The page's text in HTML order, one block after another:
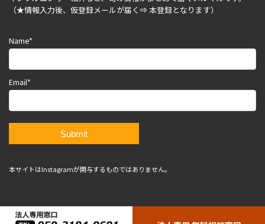
（★情報入力後、仮登録メールが届く⇒ 本登録となります）
Name*
Email*
本サイトはInstagramが関与するものではありません。